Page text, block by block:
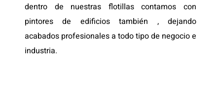
dentro de nuestras flotillas contamos con
pintores de edificios también , dejando
acabados profesionales a todo tipo de negocio e
industria.